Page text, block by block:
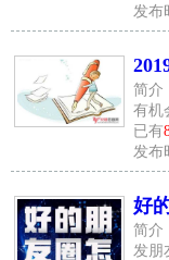
发布
简介
有机
已有
发布
好
简介
发朋